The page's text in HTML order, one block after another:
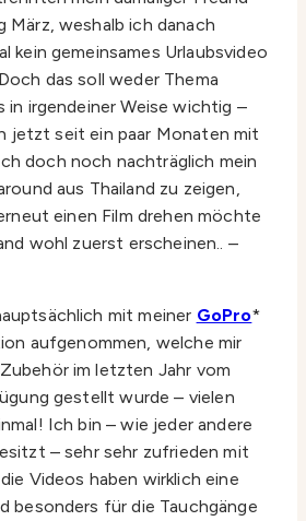
März, weshalb ich danach
kein gemeinsames Urlaubsvideo
das soll weder Thema
in irgendeiner Weise wichtig –
jetzt seit ein paar Monaten mit
doch noch nachträglich mein
aus Thailand zu zeigen,
einen Film drehen möchte
wohl zuerst erscheinen.. –
mit meiner GoPro*
aufgenommen, welche mir
im letzten Jahr vom
gestellt wurde – vielen
Ich bin – wie jeder andere
– sehr sehr zufrieden mit
Videos haben wirklich eine
besonders für die Tauchgänge